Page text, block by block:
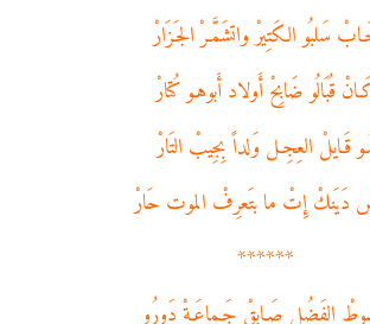
سَلبُو الكَتِيرْ واتشَمَّـرْ الجَـزَارْ
قُبَالُو ضَابِحْ أَولاد أَبوهـو كُتارْ
قَـايلْ العِجِـل وَلداً بِجِيبْ التَارْ
إِتْ ما بتَعرِفْ الموت حَارْ
******
الفَضُل صَـابِقْ جَـماعَـةْ دَورُو